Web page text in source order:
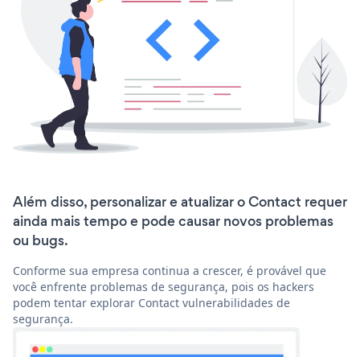
Além disso, personalizar e atualizar o Contact requer
ainda mais tempo e pode causar novos problemas
ou bugs.
Conforme sua empresa continua a crescer, é provável que
você enfrente problemas de segurança, pois os hackers
podem tentar explorar Contact vulnerabilidades de
segurança.